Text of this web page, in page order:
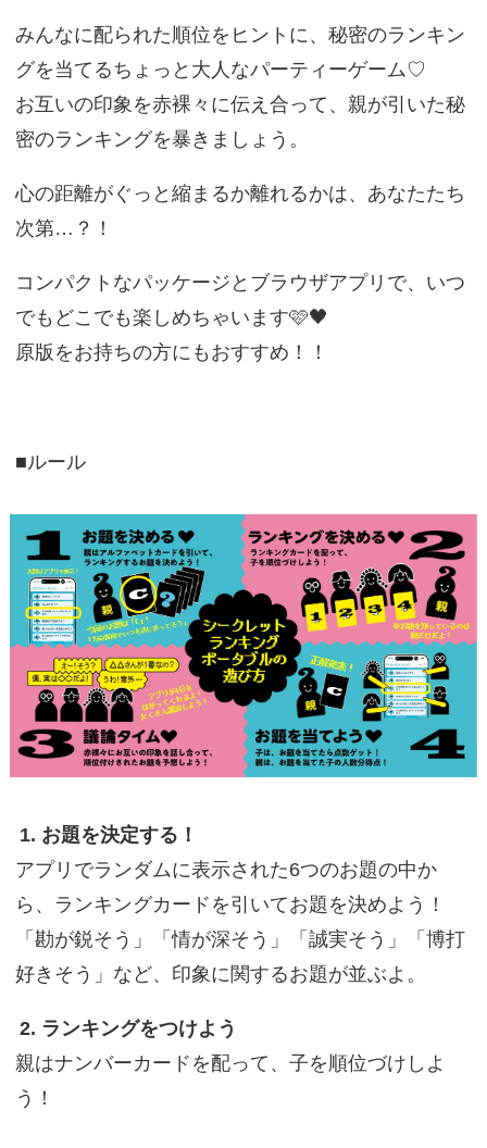
みんなに配られた順位をヒントに、秘密のランキン
グを当てるちょっと大人なパーティーゲーム♡
お互いの印象を赤裸々に伝え合って、親が引いた秘
密のランキングを暴きましょう。
心の距離がぐっと縮まるか離れるかは、あなたたち
次第…？！
コンパクトなパッケージとブラウザアプリで、いつ
でもどこでも楽しめちゃいます🩷🖤
原版をお持ちの方にもおすすめ！！
■ルール
1. お題を決定する！
アプリでランダムに表示された6つのお題の中か
ら、ランキングカードを引いてお題を決めよう！
「勘が鋭そう」「情が深そう」「誠実そう」「博打
好きそう」など、印象に関するお題が並ぶよ。
2. ランキングをつけよう
親はナンバーカードを配って、子を順位づけしよ
う！